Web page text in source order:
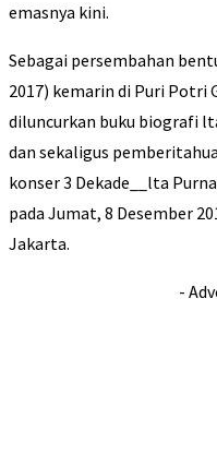
emasnya kini.
Sebagai persembahan
2017) kemarin di Puri Potri
diluncurkan buku biografi
dan sekaligus
konser 3 Dekade__lta
pada Jumat, 8 Desember
Jakarta.
-